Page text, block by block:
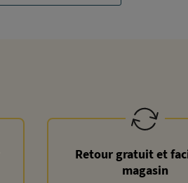
Retour gratuit et
magasin